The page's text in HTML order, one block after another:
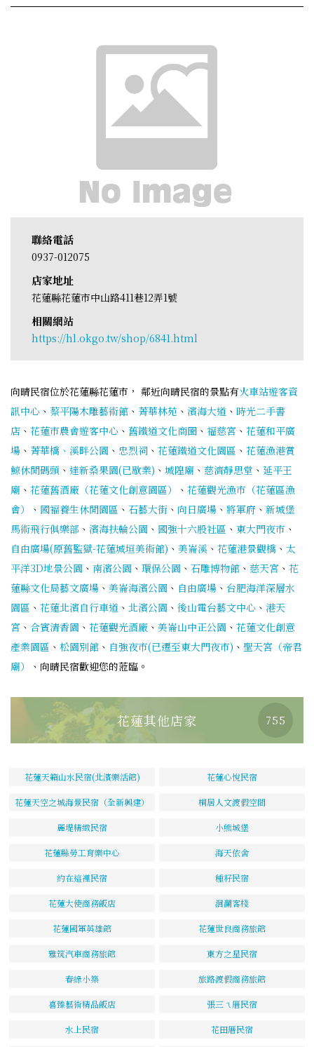
聯絡電話
0937-012075
店家地址
花蓮縣花蓮市中山路411巷12弄1號
相關網站
https://hl.okgo.tw/shop/6841.html
向晴民宿位於花蓮縣花蓮市， 鄰近向晴民宿的景點有火車站遊客資
訊中心 、 蔡平陽木雕藝術館 、 菁華林苑 、 濱海大道 、 時光二手書
店 、 花蓮市農會遊客中心 、 舊鐵道文化商圈 、 福慈宮 、 花蓮和平廣
場 、 菁華橋、溪畔公園 、 忠烈祠 、 花蓮鐵道文化園區 、 花蓮漁港賞
鯨休閒碼頭 、 達新桑果園(已歇業) 、 城隍廟 、 慈濟靜思堂 、 延平王
廟 、 花蓮舊酒廠（花蓮文化創意園區） 、 花蓮觀光漁市（花蓮區漁
會）
、 國褔養生休閒園區 、 石藝大街 、 向日廣場 、 將軍府 、 新城堡
馬術飛行俱樂部 、 濱海扶輪公園 、 國強十六股社區 、 東大門夜市 、
自由廣場(原舊監獄-花蓮城垣美術館) 、 美崙溪 、 花蓮港景觀橋 、 太
平洋3D地景公園 、 南濱公園 、 環保公園 、 石雕博物館 、 慈天宮 、 花
蓮縣文化局藝文廣場 、 美崙海濱公園 、 自由廣場 、 台肥海洋深層水
園區 、 花蓮北濱自行車道 、 北濱公園 、 後山電台藝文中心 、 港天
宮 、 合賓清香園 、 花蓮觀光酒廠 、 美崙山中正公園 、 花蓮文化創意
產業園區 、 松園別館 、 自強夜市(已遷至東大門夜市) 、 聖天宮（帝君
廟）
、向晴民宿歡迎您的蒞臨。
花蓮其他店家 755
花蓮天籟山水民宿(北濱樂活館) 花蓮心悅民宿
花蓮天空之城海景民宿（全新興建） 桐居人文渡假空間
麗堤精緻民宿 小熊城堡
花蓮縣勞工育樂中心 海天依舍
約在這裡民宿 種籽民宿
花蓮大使商務飯店 洄瀾客棧
花蓮國軍英雄館 花蓮世良商務旅館
雅筑汽車商務旅館 東方之星民宿
春綠小築 旅路渡假商務旅館
喜臻藝術精品飯店 張三ㄟ厝民宿
水上民宿 花田厝民宿